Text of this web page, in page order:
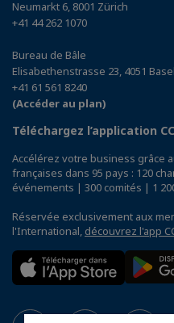
Neumarkt 6, 8001 Zürich
+41 44 262 1070
Bureau de Bâle
Elisabethenstrasse 23, 4051 Basel
+41 61 561 8240
(Accéder au plan)
Téléchargez l’application
Accélérez votre business grâce
françaises dans 95 pays : 120
événements | 300 comités | 1
Réservée exclusivement aux
l'International, découvrez l'app